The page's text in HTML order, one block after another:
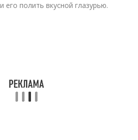
его полить вкусной глазурью.